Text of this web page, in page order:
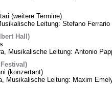
(weitere Termine)
Leitung: Stefano Ferrario
Hall)
Musikalische Leitung: Antonio
(konzertant)
Musikalische Leitung: Maxim